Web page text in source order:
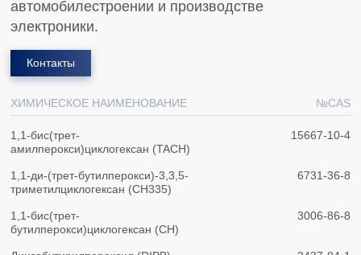
автомобилестроении и производстве
электроники.
Контакты
ХИМИЧЕСКОЕ НАИМЕНОВАНИЕ №CAS
1,1-бис(трет-
амилперокси)циклогексан (TACH)
15667-10-4
1,1-ди-(трет-бутилперокси)-3,3,5-
триметилциклогексан (CH335)
6731-36-8
1,1-бис(трет-
бутилперокси)циклогексан (CH)
3006-86-8